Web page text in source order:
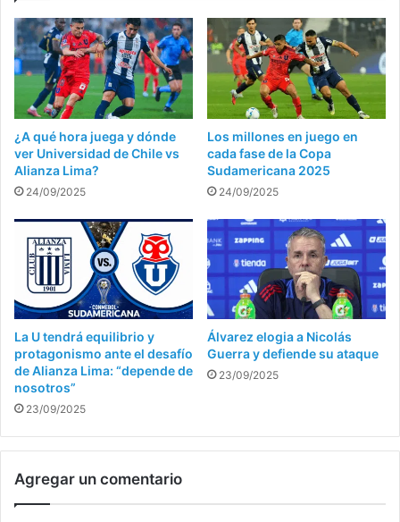
¿A qué hora juega y dónde
ver Universidad de Chile vs
Alianza Lima?
24/09/2025
Los millones en juego en
cada fase de la Copa
Sudamericana 2025
24/09/2025
La U tendrá equilibrio y
protagonismo ante el desafío
de Alianza Lima: “depende de
nosotros”
23/09/2025
Álvarez elogia a Nicolás
Guerra y defiende su ataque
23/09/2025
Agregar un comentario